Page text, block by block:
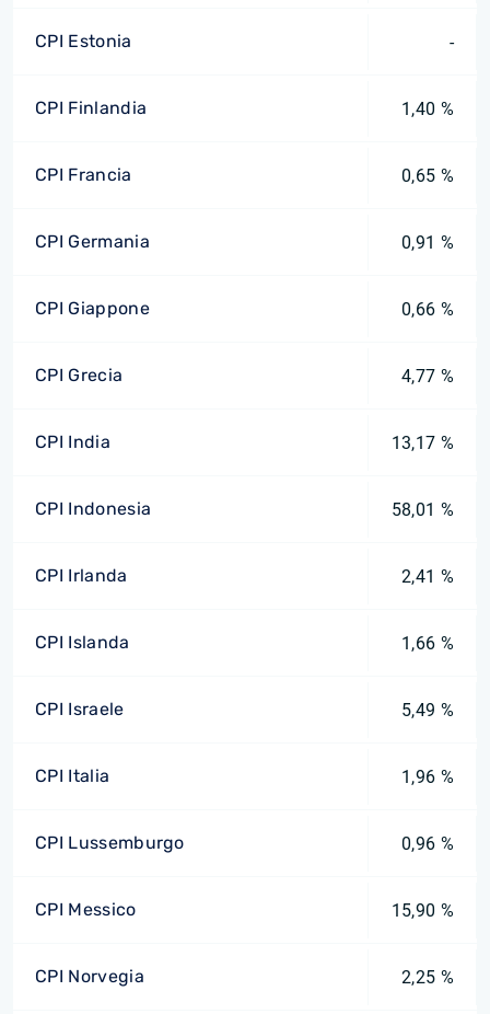
CPI Estonia -
CPI Finlandia 1,40 %
CPI Francia 0,65 %
CPI Germania 0,91 %
CPI Giappone 0,66 %
CPI Grecia 4,77 %
CPI India 13,17 %
CPI Indonesia 58,01 %
CPI Irlanda 2,41 %
CPI Islanda 1,66 %
CPI Israele 5,49 %
CPI Italia 1,96 %
CPI Lussemburgo 0,96 %
CPI Messico 15,90 %
CPI Norvegia 2,25 %